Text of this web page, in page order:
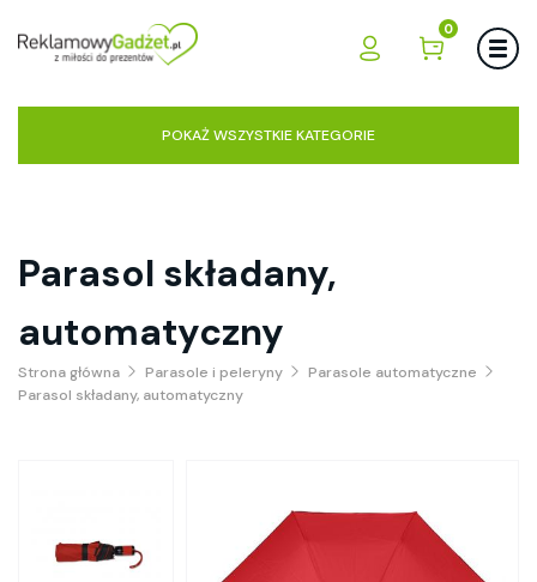
0
POKAŻ WSZYSTKIE KATEGORIE
Parasol składany,
automatyczny
Strona główna Parasole i peleryny
Parasole automatyczne
Parasol składany, automatyczny